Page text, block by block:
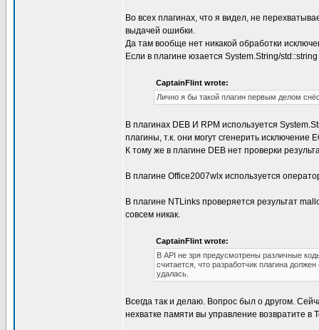
Во всех плагинах, что я видел, не
выдачей ошибки.
Да там вообще нет никакой обработки
Если в плагине юзается System.String/
CaptainFlint wrote:
Лично я бы такой плагин первым делом
В плагинах DEB И RPM используется
плагины, т.к. они могут сгенерить исключение
К тому же в плагине DEB нет проверки
В плагине Office2007wlx используется
В плагине NTLinks проверяется результат
совсем никак.
CaptainFlint wrote:
В API не зря предусмотрены различные
считается, что разработчик плагина
удалась.
Всегда так и делаю. Вопрос был о другом.
нехватке памяти вы управление возвратите в